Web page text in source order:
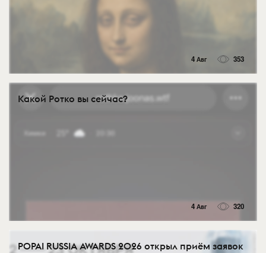
4 Авг 353
Какой Ротко вы сейчас?
4 Авг 320
POPAI RUSSIA AWARDS 2026 открыл приём заявок